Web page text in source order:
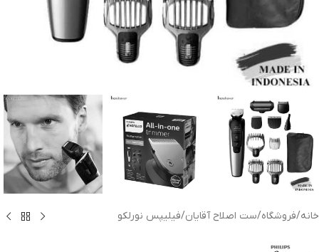
خانه/فروشگاه/ست اصلاح آقایان/فیلیپس نورلکو